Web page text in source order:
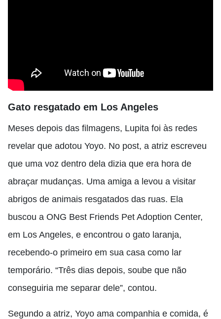
Gato resgatado em Los Angeles
Meses depois das filmagens, Lupita foi às redes
revelar que adotou Yoyo. No post, a atriz escreveu
que uma voz dentro dela dizia que era hora de
abraçar mudanças. Uma amiga a levou a visitar
abrigos de animais resgatados das ruas. Ela
buscou a ONG Best Friends Pet Adoption Center,
em Los Angeles, e encontrou o gato laranja,
recebendo-o primeiro em sua casa como lar
temporário. “Três dias depois, soube que não
conseguiria me separar dele”, contou.
Segundo a atriz, Yoyo ama companhia e comida, é